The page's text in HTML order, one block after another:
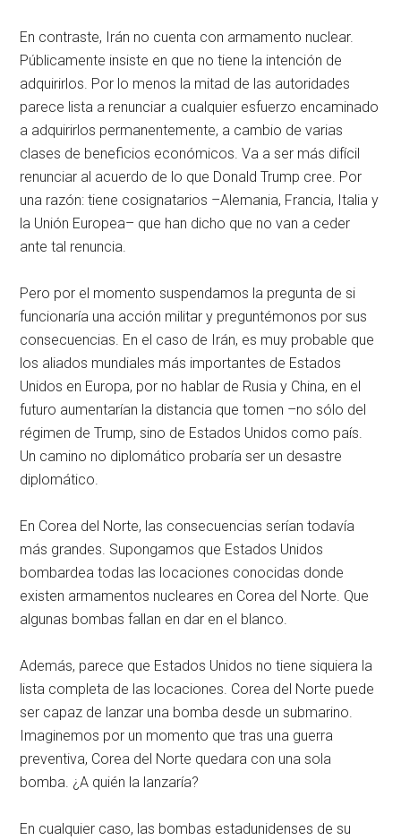
En contraste, Irán no cuenta con armamento nuclear.
Públicamente insiste en que no tiene la intención de
adquirirlos. Por lo menos la mitad de las autoridades
parece lista a renunciar a cualquier esfuerzo encaminado
a adquirirlos permanentemente, a cambio de varias
clases de beneficios económicos. Va a ser más difícil
renunciar al acuerdo de lo que Donald Trump cree. Por
una razón: tiene cosignatarios –Alemania, Francia, Italia y
la Unión Europea– que han dicho que no van a ceder
ante tal renuncia.
Pero por el momento suspendamos la pregunta de si
funcionaría una acción militar y preguntémonos por sus
consecuencias. En el caso de Irán, es muy probable que
los aliados mundiales más importantes de Estados
Unidos en Europa, por no hablar de Rusia y China, en el
futuro aumentarían la distancia que tomen –no sólo del
régimen de Trump, sino de Estados Unidos como país.
Un camino no diplomático probaría ser un desastre
diplomático.
En Corea del Norte, las consecuencias serían todavía
más grandes. Supongamos que Estados Unidos
bombardea todas las locaciones conocidas donde
existen armamentos nucleares en Corea del Norte. Que
algunas bombas fallan en dar en el blanco.
Además, parece que Estados Unidos no tiene siquiera la
lista completa de las locaciones. Corea del Norte puede
ser capaz de lanzar una bomba desde un submarino.
Imaginemos por un momento que tras una guerra
preventiva, Corea del Norte quedara con una sola
bomba. ¿A quién la lanzaría?
En cualquier caso, las bombas estadunidenses de su